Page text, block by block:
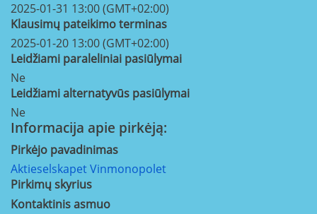
2025-01-31 13:00 (GMT+02:00)
Klausimų pateikimo terminas
2025-01-20 13:00 (GMT+02:00)
Leidžiami paraleliniai pasiūlymai
Ne
Leidžiami alternatyvūs pasiūlymai
Ne
Informacija apie pirkėją:
Pirkėjo pavadinimas
Aktieselskapet Vinmonopolet
Pirkimų skyrius
Kontaktinis asmuo